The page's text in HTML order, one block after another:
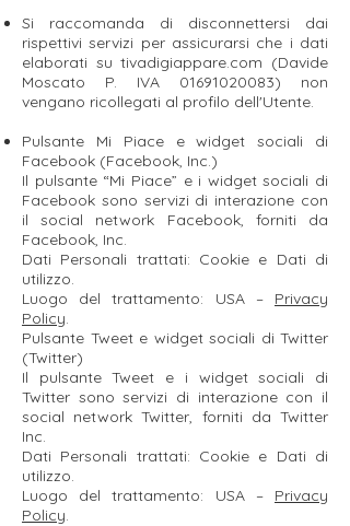
Si raccomanda di disconnettersi dai
rispettivi servizi per assicurarsi che i dati
elaborati su tivadigiappare.com (Davide
Moscato P. IVA 01691020083) non
vengano ricollegati al profilo dell'Utente.
Pulsante Mi Piace e widget sociali di
Facebook (Facebook, Inc.)
Il pulsante “Mi Piace” e i widget sociali di
Facebook sono servizi di interazione con
il social network Facebook, forniti da
Facebook, Inc.
Dati Personali trattati: Cookie e Dati di
utilizzo.
Luogo del trattamento: USA – Privacy
Policy.
Pulsante Tweet e widget sociali di Twitter
(Twitter)
Il pulsante Tweet e i widget sociali di
Twitter sono servizi di interazione con il
social network Twitter, forniti da Twitter
Inc.
Dati Personali trattati: Cookie e Dati di
utilizzo.
Luogo del trattamento: USA – Privacy
Policy.